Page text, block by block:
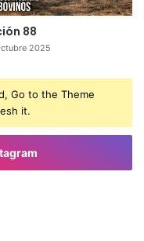
88
2025
Go to the Theme
it.